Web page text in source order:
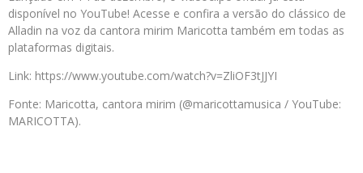
disponível no YouTube! Acesse e confira a versão do clássico de
Alladin na voz da cantora mirim Maricotta também em todas as
plataformas digitais.
Link: https://www.youtube.com/watch?v=ZliOF3tJJYI
Fonte: Maricotta, cantora mirim (@maricottamusica / YouTube:
MARICOTTA).